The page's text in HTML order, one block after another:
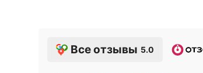
Все отзывы 5.0